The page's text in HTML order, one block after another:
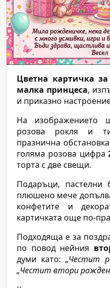
Цветна картичка
малка принцеса,
и приказно
На изображението
розова рокля и
празнична
голяма розова цифра
торта с две свещи.
Подаръци, пастелни
плюшено мече
конфетите и
картичката още по-
Подходяща е за
по повод нейния
думи като:„Честит
„Честит втори рожден